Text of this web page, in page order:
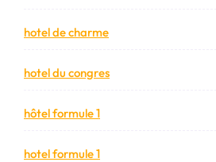
hotel de charme
hotel du congres
hôtel formule 1
hotel formule 1